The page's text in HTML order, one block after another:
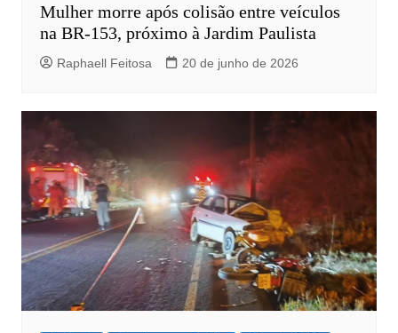
Mulher morre após colisão entre veículos
na BR-153, próximo à Jardim Paulista
Raphaell Feitosa 20 de junho de 2026